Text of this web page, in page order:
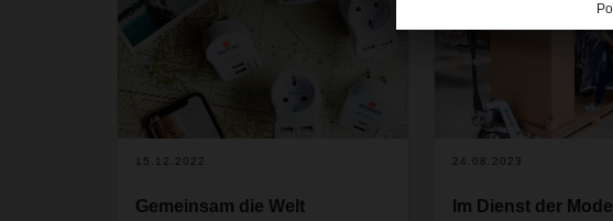
15.12.2022
Gemeinsam die Welt
24.08.2023
Im Dienst der Mode